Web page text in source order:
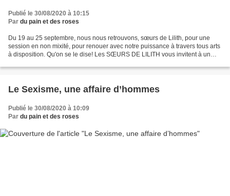
Publié le 30/08/2020 à 10:15
Par du pain et des roses
Du 19 au 25 septembre, nous nous retrouvons, sœurs de Lilith, pour une
session en non mixité, pour renouer avec notre puissance à travers tous arts
à disposition. Qu'on se le dise! Les SŒURS DE LILITH vous invitent à un
Le Sexisme, une affaire d’hommes
Publié le 30/08/2020 à 10:09
Par du pain et des roses